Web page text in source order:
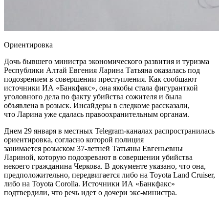
Ориентировка
Дочь бывшего министра экономического развития и туризма
Республики Алтай Евгения Ларина Татьяна оказалась под
подозрением в совершении преступления. Как сообщают
источники ИА «Банкфакс», она якобы стала фигуранткой
уголовного дела по факту убийства сожителя и была
объявлена в розыск. Инсайдеры в следкоме рассказали,
что Ларина уже сдалась правоохранительным органам.
Днем 29 января в местных Telegram-каналах распространилась
ориентировка, согласно которой полиция
занимается розыском 37-летней Татьяны Евгеньевны
Лариной, которую подозревают в совершении убийства
некоего гражданина Черкова. В документе указано, что она,
предположительно, передвигается либо на Toyota Land Cruiser,
либо на Toyota Corolla. Источники ИА «Банкфакс»
подтвердили, что речь идет о дочери экс-министра.